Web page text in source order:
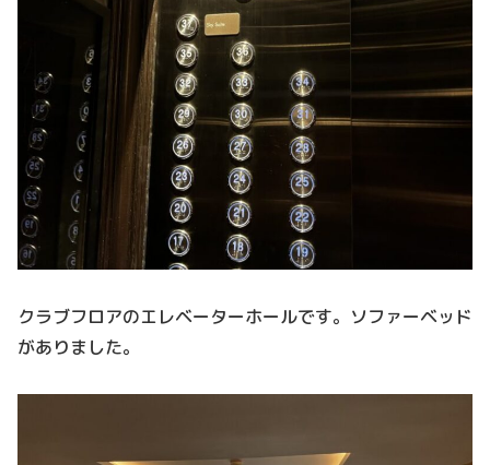
クラブフロアのエレベーターホールです。ソファーベッド
がありました。